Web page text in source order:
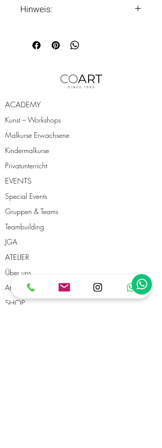
Hinweis:
geeignet.
ACADEMY
Kunst – Workshops
Malkurse Erwachsene
Kindermalkurse
Privatunterricht
EVENTS
Special Events
Gruppen & Teams
Teambuilding
JGA
ATELIER
Über uns
Atelierplätze mieten
SHOP